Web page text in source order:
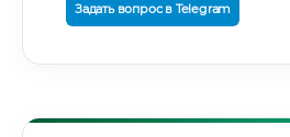
Задать вопрос в Telegram